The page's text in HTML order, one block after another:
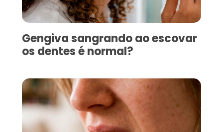
Gengiva sangrando ao escovar
os dentes é normal?